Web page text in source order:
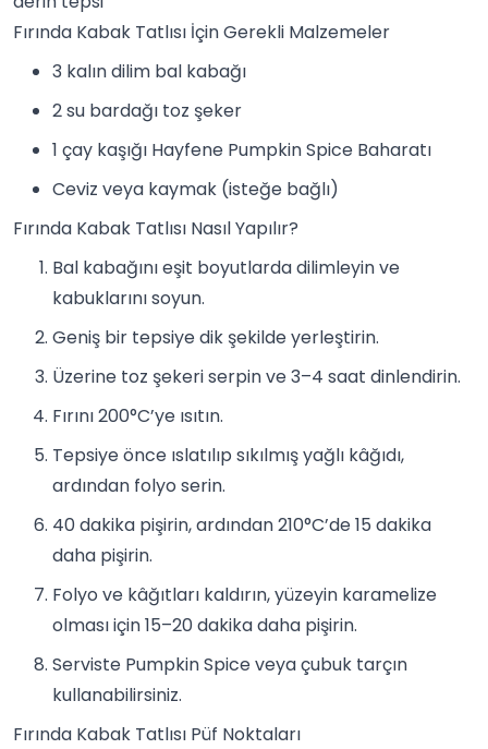
Fırında Kabak Tatlısı İçin Gerekli Malzemeler
3 kalın dilim bal kabağı
2 su bardağı toz şeker
1 çay kaşığı Hayfene Pumpkin Spice Baharatı
Ceviz veya kaymak (isteğe bağlı)
Fırında Kabak Tatlısı Nasıl Yapılır?
Bal kabağını eşit boyutlarda dilimleyin ve
kabuklarını soyun.
Geniş bir tepsiye dik şekilde yerleştirin.
Üzerine toz şekeri serpin ve 3–4 saat dinlendirin.
Fırını 200°C’ye ısıtın.
Tepsiye önce ıslatılıp sıkılmış yağlı kâğıdı,
ardından folyo serin.
40 dakika pişirin, ardından 210°C’de 15 dakika
daha pişirin.
Folyo ve kâğıtları kaldırın, yüzeyin karamelize
olması için 15–20 dakika daha pişirin.
Serviste Pumpkin Spice veya çubuk tarçın
kullanabilirsiniz.
Fırında Kabak Tatlısı Püf Noktaları